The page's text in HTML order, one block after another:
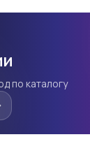
по каталогу